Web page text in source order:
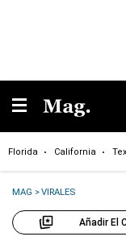
Florida California
MAG >VIRALES
Añadir El